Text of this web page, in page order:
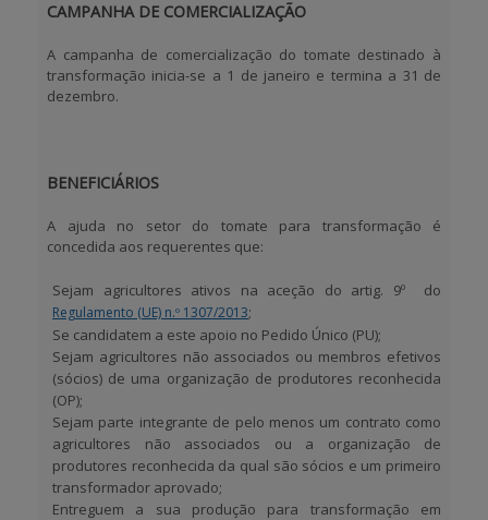
Login / Register
CAMPANHA DE COMERCIALIZAÇÃO
A campanha de comercialização do tomate destinado à
transformação inicia-se a 1 de janeiro e termina a 31 de
dezembro.
BENEFICIÁRIOS
A ajuda no setor do tomate para transformação é
concedida aos requerentes que:
Sejam agricultores ativos na aceção do artig. 9º do
Regulamento (UE) n.º 1307/2013;
Se candidatem a este apoio no Pedido Único (PU);
Sejam agricultores não associados ou membros efetivos
(sócios) de uma organização de produtores reconhecida
(OP);
Sejam parte integrante de pelo menos um contrato como
agricultores não associados ou a organização de
produtores reconhecida da qual são sócios e um primeiro
transformador aprovado;
Entreguem a sua produção para transformação em